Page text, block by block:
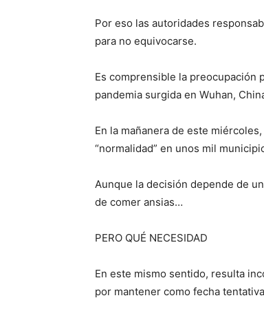
Por eso las autoridades
para no equivocarse.
Es comprensible la preocupación
pandemia surgida en Wuhan,
En la mañanera de este
“normalidad” en unos mil
Aunque la decisión depende de
de comer ansias…
PERO QUÉ NECESIDAD
En este mismo sentido, resulta
por mantener como fecha